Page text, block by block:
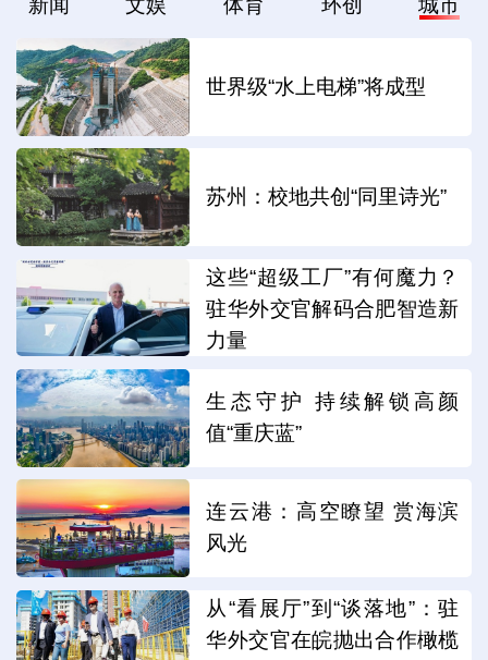
新闻 文娱 体育 环创 城市
世界级“水上电梯”将成型
苏州：校地共创“同里诗光”
这些“超级工厂”有何魔力？
驻华外交官解码合肥智造新
力量
生态守护 持续解锁高颜
值“重庆蓝”
连云港：高空瞭望 赏海滨
风光
从“看展厅”到“谈落地”：驻
华外交官在皖抛出合作橄榄